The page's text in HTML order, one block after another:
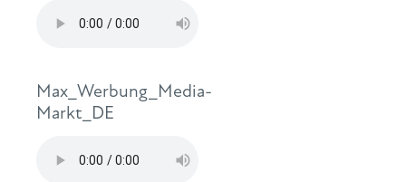
Max_Werbung_Media-
Markt_DE